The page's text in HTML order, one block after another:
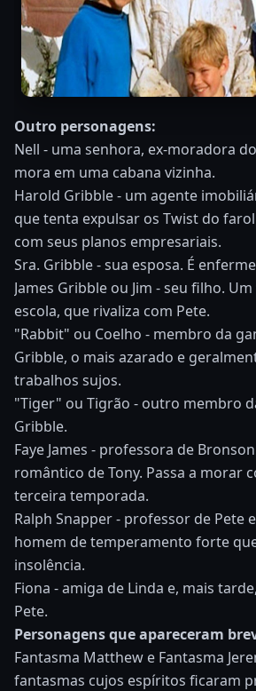
Outro personagens:
Nell - uma senhora, ex-moradora
mora em uma cabana vizinha.
Harold Gribble - um agente
que tenta expulsar os Twist do
com seus planos empresariais.
Sra. Gribble - sua esposa. É
James Gribble ou Jim - seu filho.
escola, que rivaliza com Pete.
"Rabbit" ou Coelho - membro da
Gribble, o mais azarado e
trabalhos sujos.
"Tiger" ou Tigrão - outro membro
Gribble.
Faye James - professora de
romântico de Tony. Passa a morar
terceira temporada.
Ralph Snapper - professor de Pete
homem de temperamento forte
insolência.
Fiona - amiga de Linda e, mais
Pete.
Personagens que apareceram
Fantasma Matthew e Fantasma
fantasmas cujos espíritos ficaram